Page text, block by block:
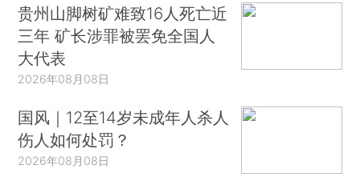
贵州山脚树矿难致16人死亡近
三年 矿长涉罪被罢免全国人
大代表
2026年08月08日
国风｜12至14岁未成年人杀人
伤人如何处罚？
2026年08月08日